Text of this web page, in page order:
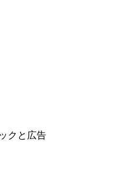
クと広告